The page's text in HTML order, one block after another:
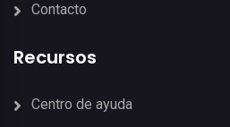
Contacto
Recursos
Centro de ayuda